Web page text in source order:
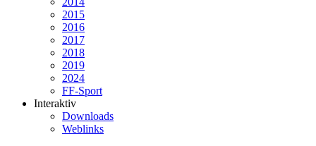
2015
2016
2017
2018
2019
2024
FF-Sport
Interaktiv
Downloads
Weblinks